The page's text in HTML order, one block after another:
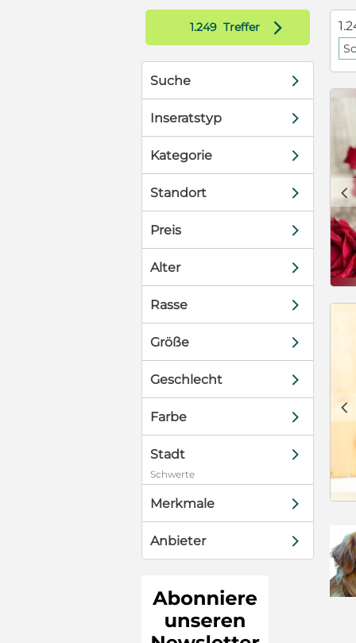
1.249 Treffer d
Suche d
Inseratstyp d
Kategorie d
Standort d
Preis d
Alter d
Rasse d
Größe d
Geschlecht d
Farbe d
Stadt d
Schwerte
Merkmale d
Anbieter d
c
c